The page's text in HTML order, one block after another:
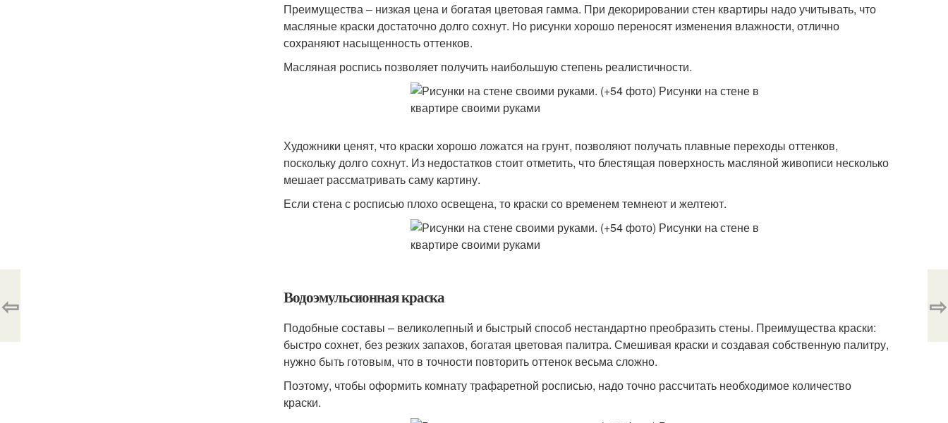
Преимущества – низкая цена и богатая цветовая гамма. При декорировании стен квартиры надо учитывать, что
масляные краски достаточно долго сохнут. Но рисунки хорошо переносят изменения влажности, отлично
сохраняют насыщенность оттенков.
Масляная роспись позволяет получить наибольшую степень реалистичности.
Художники ценят, что краски хорошо ложатся на грунт, позволяют получать плавные переходы оттенков,
поскольку долго сохнут. Из недостатков стоит отметить, что блестящая поверхность масляной живописи несколько
мешает рассматривать саму картину.
Если стена с росписью плохо освещена, то краски со временем темнеют и желтеют.
Водоэмульсионная краска
Подобные составы – великолепный и быстрый способ нестандартно преобразить стены. Преимущества краски:
быстро сохнет, без резких запахов, богатая цветовая палитра. Смешивая краски и создавая собственную палитру,
нужно быть готовым, что в точности повторить оттенок весьма сложно.
Поэтому, чтобы оформить комнату трафаретной росписью, надо точно рассчитать необходимое количество
краски.
⇦ ⇨